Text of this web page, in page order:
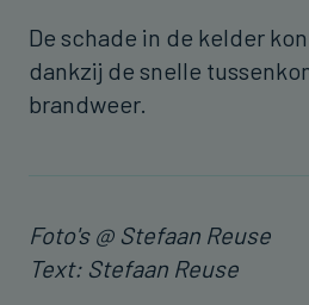
De schade in de kelder
dankzij de snelle
brandweer.
Foto's @ Stefaan Reuse
Text: Stefaan Reuse